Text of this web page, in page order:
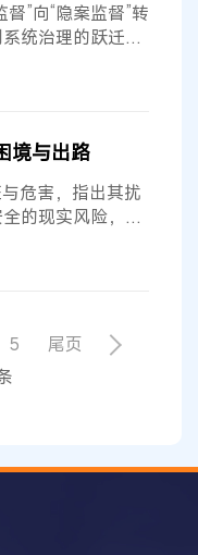
”向“隐案监督”转
统治理的跃迁。
境与出路
危害，指出其扰
的现实风险，强
名...
5
尾页